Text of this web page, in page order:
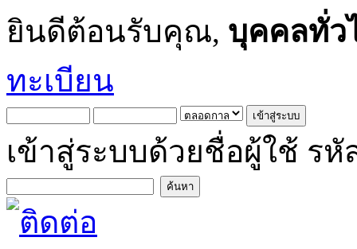
ยินดีต้อนรับคุณ, บุคคลทั่ว
ทะเบียน
เข้าสู่ระบบด้วยชื่อผู้ใช้ รหั